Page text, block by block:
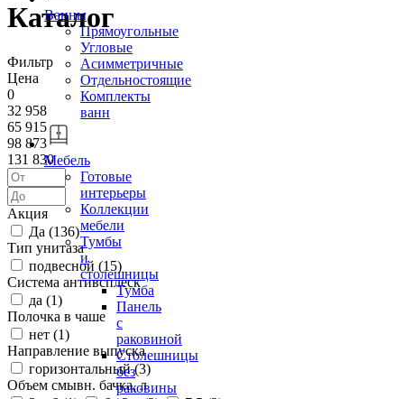
Ванны
Прямоугольные
Угловые
Асимметричные
Отдельностоящие
Комплекты
ванн
Мебель
Готовые
интерьеры
Коллекции
мебели
Тумбы
и
столешницы
Тумба
Панель
с
раковиной
Столешницы
без
раковины
Каталог
Фильтр
Цена
0
32 958
65 915
98 873
131 830
Акция
Да (136)
Тип унитаза
подвесной (15)
Система антивсплеск
да (1)
Полочка в чаше
нет (1)
Направление выпуска
горизонтальный (3)
Объем смывн. бачка, л